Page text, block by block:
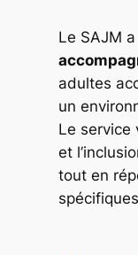
Le SAJM
adultes
un
Le service
et
tout en